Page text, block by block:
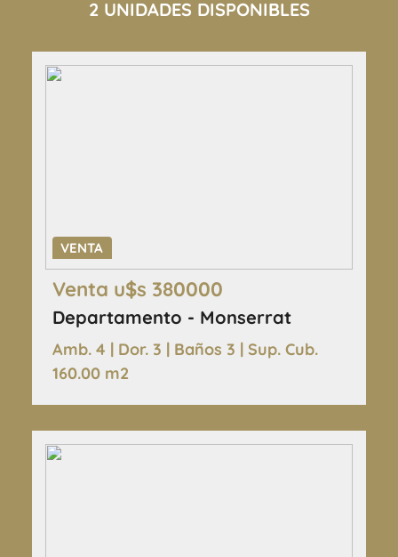
2 UNIDADES DISPONIBLES
VENTA
Venta u$s 380000
Departamento - Monserrat
Amb. 4 | Dor. 3 | Baños 3 | Sup. Cub.
160.00 m2